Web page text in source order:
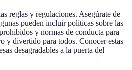
reglas y regulaciones. Asegúrate de
pueden incluir políticas sobre las
y normas de conducta para
y divertido para todos. Conocer estas
desagradables a la puerta del